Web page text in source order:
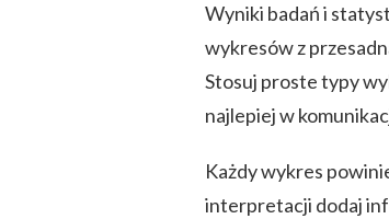
Wyniki badań i
wykresów z
Stosuj proste typy
najlepiej w
Każdy wykres
interpretacji dodaj